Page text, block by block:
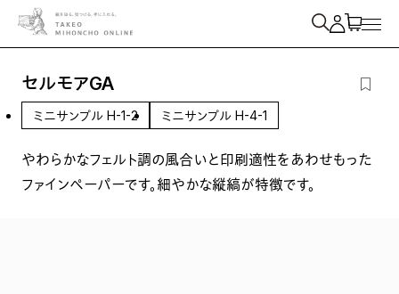
紙を検索
セルモアGA
ミニサンプル H-1-2 ミニサンプル H-4-1
やわらかなフェルト調の風合いと印刷適性をあわせもった
ファインペーパーです。細やかな縦縞が特徴です。